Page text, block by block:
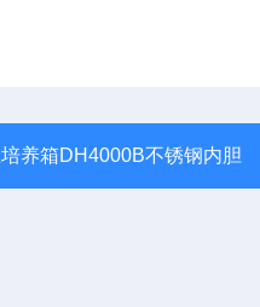
养箱DH4000B不锈钢内胆